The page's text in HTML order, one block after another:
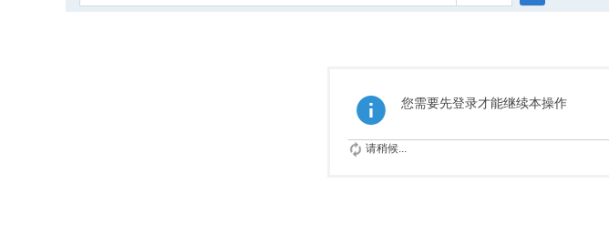
您需要先登录才能继续本操作
请稍候...